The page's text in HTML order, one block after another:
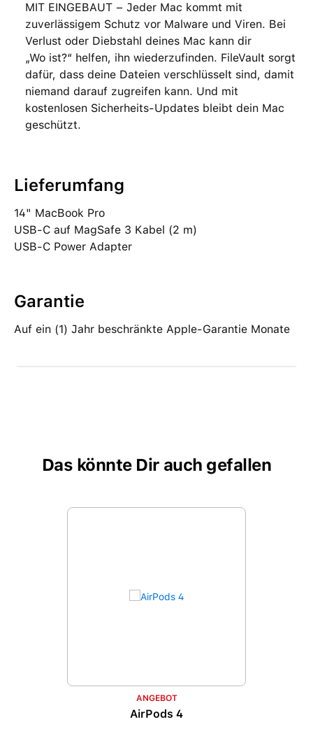
MIT EINGEBAUT − Jeder Mac kommt mit
zuverlässigem Schutz vor Malware und Viren. Bei
Verlust oder Diebstahl deines Mac kann dir
„Wo ist?“ helfen, ihn wiederzufinden. FileVault sorgt
dafür, dass deine Dateien verschlüsselt sind, damit
niemand darauf zugreifen kann. Und mit
kostenlosen Sicherheits-Updates bleibt dein Mac
geschützt.
Lieferumfang
14" MacBook Pro
USB‑C auf MagSafe 3 Kabel (2 m)
USB‑C Power Adapter
Garantie
Auf ein (1) Jahr beschränkte Apple-Garantie Monate
Das könnte Dir auch gefallen
Produktgalerie überspringen
ANGEBOT
AirPods 4